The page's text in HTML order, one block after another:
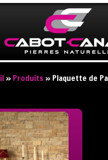
» Produits » Plaquette de
En continuant à